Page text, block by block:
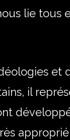
lie tous
et
il